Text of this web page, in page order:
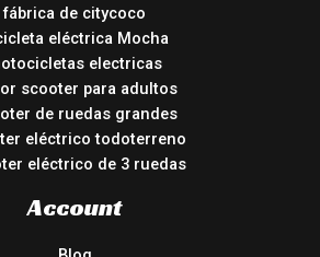
fábrica de citycoco
eléctrica Mocha
electricas
scooter para adultos
de ruedas grandes
eléctrico todoterreno
eléctrico de 3 ruedas
Account